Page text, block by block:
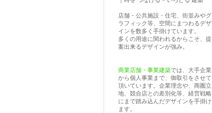
店舗・公共施設・住宅、街並みやグ
ラフィック等、空間にまつわるデザ
インを数多く手掛けています。
多くの用途に関われるからこそ、提
案出来るデザインが強み。
商業店舗・事業建築では、大手企業
から個人事業まで、御取引をさせて
頂いています。企業理念や、商圏立
地、競合店との差別化等、経営戦略
にまで踏み込んだデザインを手掛け
ます。